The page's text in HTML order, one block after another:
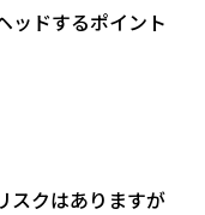
ッドするポイント
スクはありますが